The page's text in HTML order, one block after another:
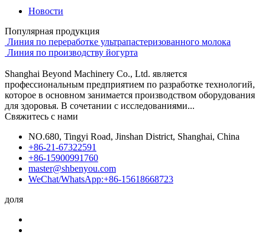
Новости
Популярная продукция
Линия по переработке ультрапастеризованного молока
Линия по производству йогурта
Shanghai Beyond Machinery Co., Ltd. является
профессиональным предприятием по разработке технологий,
которое в основном занимается производством оборудования
для здоровья. В сочетании с исследованиями...
Свяжитесь с нами
NO.680, Tingyi Road, Jinshan District, Shanghai, China
+86-21-67322591
+86-15900991760
master@shbenyou.com
WeChat/WhatsApp:+86-15618668723
доля